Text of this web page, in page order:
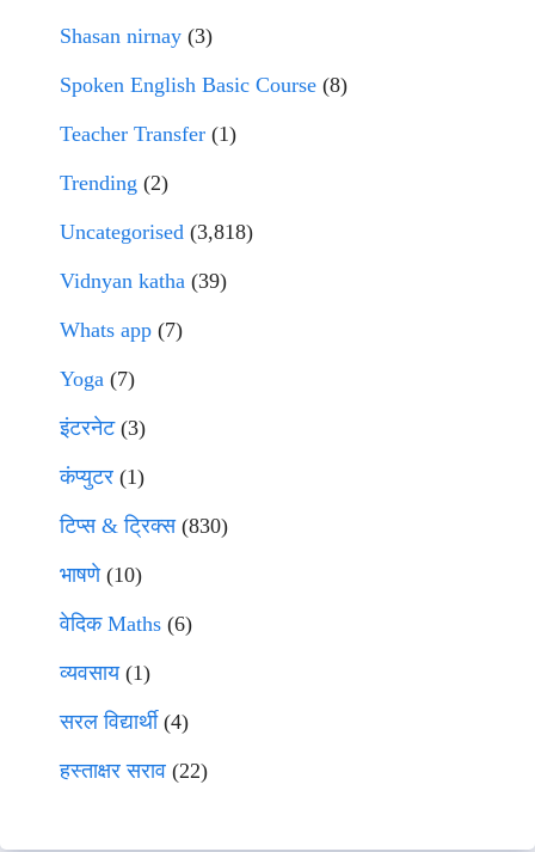
Shasan nirnay (3)
Spoken English Basic Course (8)
Teacher Transfer (1)
Trending (2)
Uncategorised (3,818)
Vidnyan katha (39)
Whats app (7)
Yoga (7)
इंटरनेट(3)
कंप्युटर (1)
टिप्स & ट्रिक्स(830)
भाषणे(10)
वेदिक Maths (6)
व्यवसाय(1)
सरल विद्यार्थी(4)
हस्ताक्षर सराव (22)